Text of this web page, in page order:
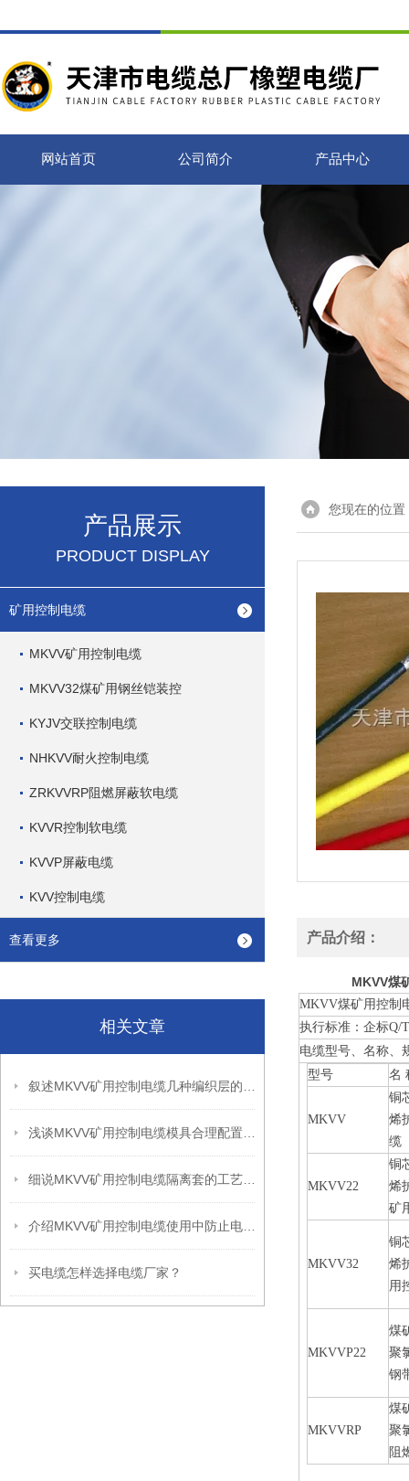
网站首页 公司简介 产品中心
产品展示
PRODUCT DISPLAY
矿用控制电缆
MKVV矿用控制电缆
MKVV32煤矿用钢丝铠装控
KYJV交联控制电缆
NHKVV耐火控制电缆
ZRKVVRP阻燃屏蔽软电缆
KVVR控制软电缆
KVVP屏蔽电缆
KVV控制电缆
查看更多
相关文章
买电缆怎样选择电缆厂家？
您现在的位置
产品介绍：
MKVV煤
MKVV煤矿用控制
执行标准：企标Q/
电缆型号、名称、
型号
名
MKVV
铜
烯
缆
MKVV22
铜
烯
矿
MKVV32
铜
烯
用
MKVVP22
煤
聚
钢
MKVVRP
煤
聚
阻